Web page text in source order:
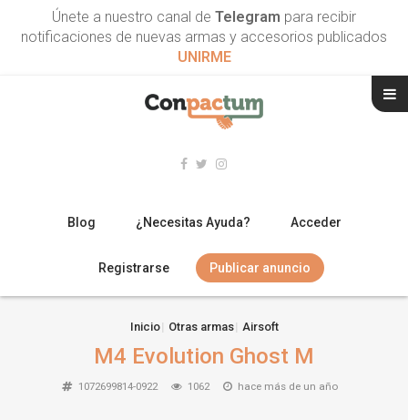
Únete a nuestro canal de Telegram para recibir
notificaciones de nuevas armas y accesorios publicados
UNIRME
Blog ¿Necesitas Ayuda? Acceder
Registrarse Publicar anuncio
ARMAS CORTAS
Inicio Otras armas Airsoft
M4 Evolution Ghost M
1072699814-0922 1062 hace más de un año